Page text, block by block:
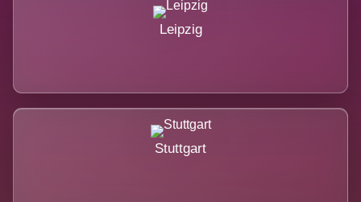
Leipzig
Stuttgart